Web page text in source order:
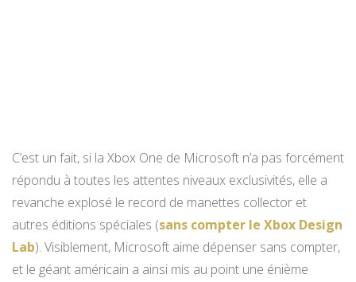
C’est un fait, si la Xbox One de Microsoft n’a pas forcément
répondu à toutes les attentes niveaux exclusivités, elle a
revanche explosé le record de manettes collector et
autres éditions spéciales (sans compter le Xbox Design
Lab). Visiblement, Microsoft aime dépenser sans compter,
et le géant américain a ainsi mis au point une énième